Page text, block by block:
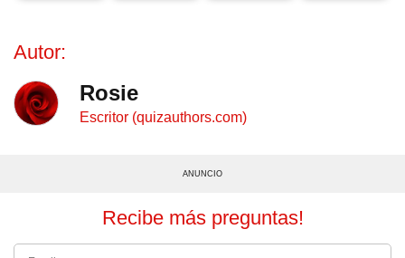
Autor:
Rosie
Escritor (quizauthors.com)
ANUNCIO
Recibe más preguntas!